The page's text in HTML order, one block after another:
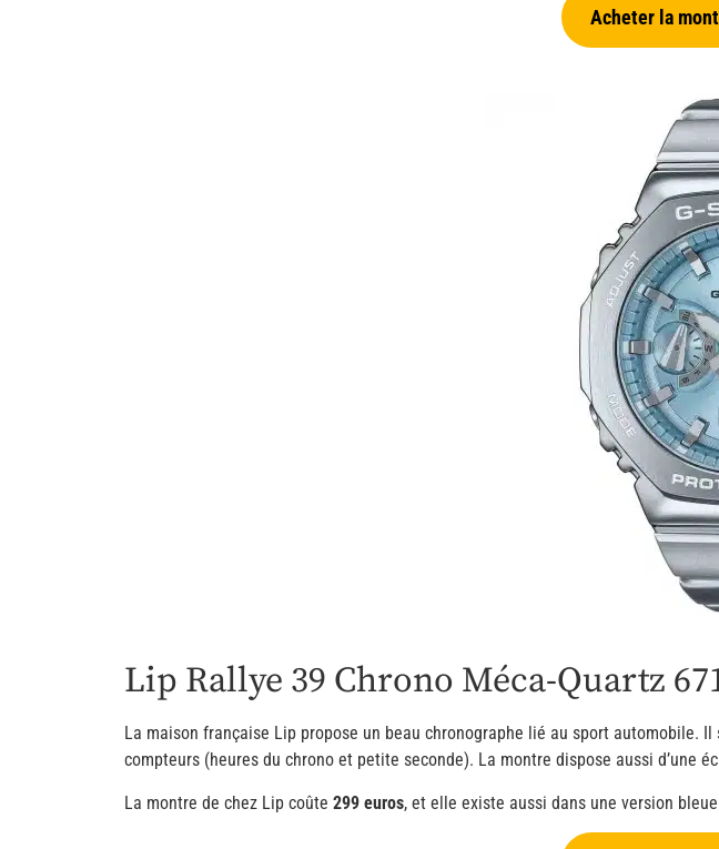
Acheter la
Lip Rallye 39 Chrono Méca-Quartz
La maison française Lip propose un beau chronographe lié au sport automobile.
compteurs (heures du chrono et petite seconde). La montre dispose aussi d’une
La montre de chez Lip coûte 299 euros, et elle existe aussi dans une version